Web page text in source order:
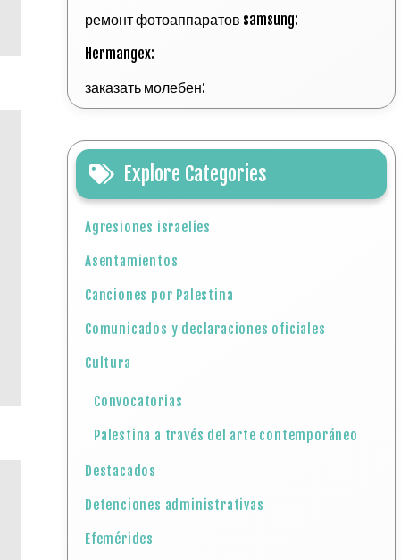
ремонт фотоаппаратов samsung:
Hermangex:
заказать молебен:
Explore Categories
Agresiones israelíes
Asentamientos
Canciones por Palestina
Comunicados y declaraciones oficiales
Cultura
Convocatorias
Palestina a través del arte contemporáneo
Destacados
Detenciones administrativas
Efemérides